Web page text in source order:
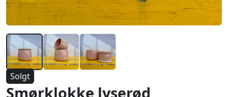
Solgt
Smørklokke lyserød